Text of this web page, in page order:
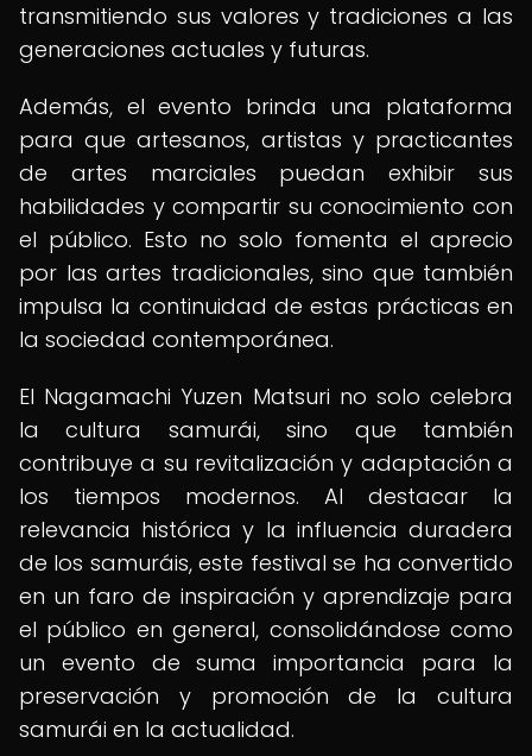
transmitiendo sus valores y tradiciones a las
generaciones actuales y futuras.
Además, el evento brinda una plataforma
para que artesanos, artistas y practicantes
de artes marciales puedan exhibir sus
habilidades y compartir su conocimiento con
el público. Esto no solo fomenta el aprecio
por las artes tradicionales, sino que también
impulsa la continuidad de estas prácticas en
la sociedad contemporánea.
El Nagamachi Yuzen Matsuri no solo celebra
la cultura samurái, sino que también
contribuye a su revitalización y adaptación a
los tiempos modernos. Al destacar la
relevancia histórica y la influencia duradera
de los samuráis, este festival se ha convertido
en un faro de inspiración y aprendizaje para
el público en general, consolidándose como
un evento de suma importancia para la
preservación y promoción de la cultura
samurái en la actualidad.